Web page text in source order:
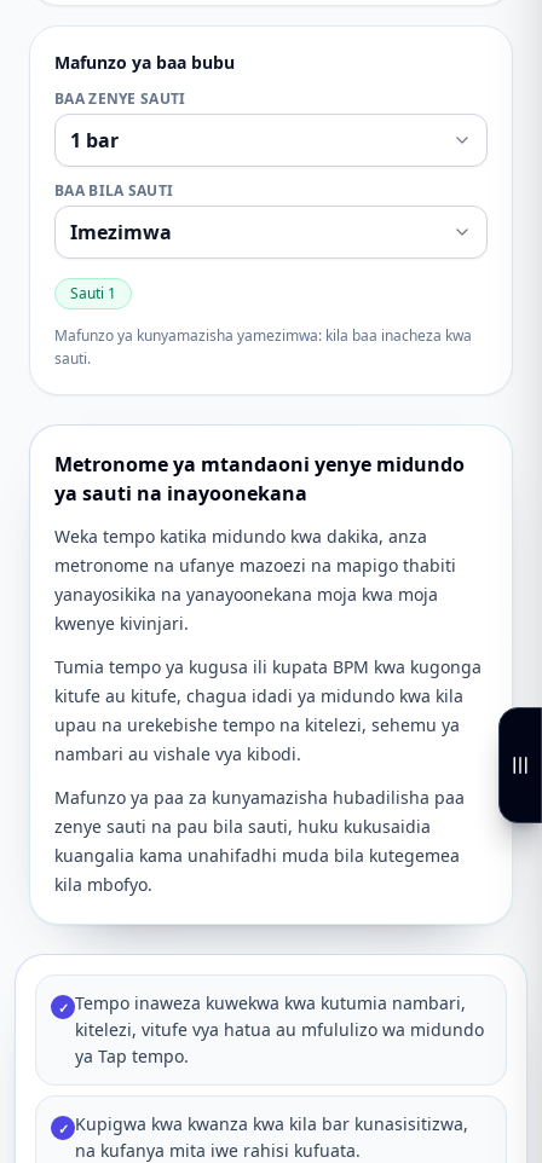
Mafunzo ya baa bubu
BAA ZENYE SAUTI
BAA BILA SAUTI
Sauti 1
Mafunzo ya kunyamazisha yamezimwa: kila baa inacheza kwa
sauti.
Metronome ya mtandaoni yenye midundo
ya sauti na inayoonekana
Weka tempo katika midundo kwa dakika, anza
metronome na ufanye mazoezi na mapigo thabiti
yanayosikika na yanayoonekana moja kwa moja
kwenye kivinjari.
Tumia tempo ya kugusa ili kupata BPM kwa kugonga
kitufe au kitufe, chagua idadi ya midundo kwa kila
upau na urekebishe tempo na kitelezi, sehemu ya
nambari au vishale vya kibodi.
Mafunzo ya paa za kunyamazisha hubadilisha paa
zenye sauti na pau bila sauti, huku kukusaidia
kuangalia kama unahifadhi muda bila kutegemea
kila mbofyo.
✓ Tempo inaweza kuwekwa kwa kutumia nambari,
kitelezi, vitufe vya hatua au mfululizo wa midundo
ya Tap tempo.
✓ Kupigwa kwa kwanza kwa kila bar kunasisitizwa,
na kufanya mita iwe rahisi kufuata.